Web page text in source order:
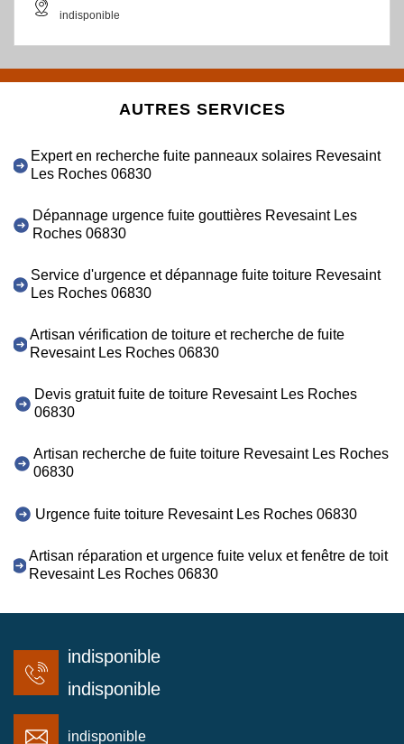
indisponible
AUTRES SERVICES
Expert en recherche fuite panneaux solaires Revesaint
Les Roches 06830
Dépannage urgence fuite gouttières Revesaint Les
Roches 06830
Service d'urgence et dépannage fuite toiture Revesaint
Les Roches 06830
Artisan vérification de toiture et recherche de fuite
Revesaint Les Roches 06830
Devis gratuit fuite de toiture Revesaint Les Roches
06830
Artisan recherche de fuite toiture Revesaint Les Roches
06830
Urgence fuite toiture Revesaint Les Roches 06830
Artisan réparation et urgence fuite velux et fenêtre de toit
Revesaint Les Roches 06830
indisponible
indisponible
indisponible